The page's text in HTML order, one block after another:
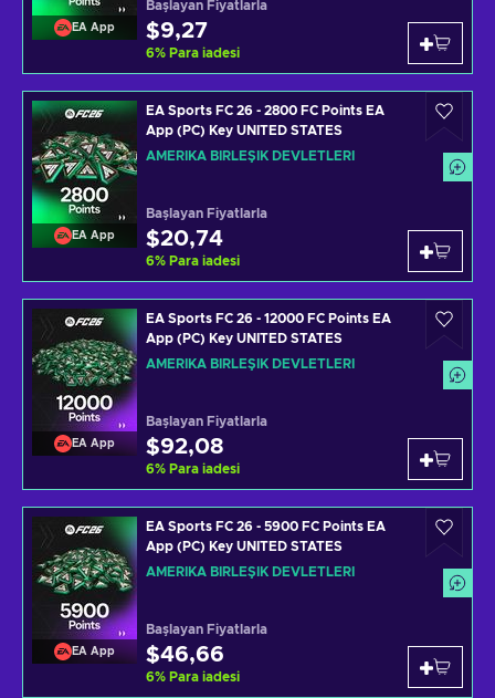
EA App
Başlayan Fiyatlarla
$9,27
6% Para iadesi
EA App
EA Sports FC 26 - 2800 FC Points EA
App (PC) Key UNITED STATES
AMERIKA BIRLEŞIK DEVLETLERI
Başlayan Fiyatlarla
$20,74
6% Para iadesi
EA App
EA Sports FC 26 - 12000 FC Points EA
App (PC) Key UNITED STATES
AMERIKA BIRLEŞIK DEVLETLERI
Başlayan Fiyatlarla
$92,08
6% Para iadesi
EA App
EA Sports FC 26 - 5900 FC Points EA
App (PC) Key UNITED STATES
AMERIKA BIRLEŞIK DEVLETLERI
Başlayan Fiyatlarla
$46,66
6% Para iadesi